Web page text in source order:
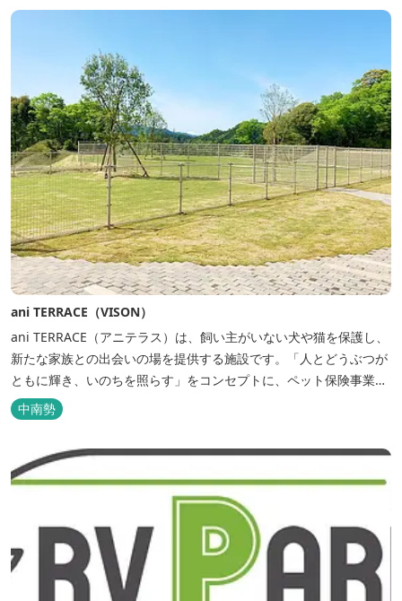
ani TERRACE（VISON）
ani TERRACE（アニテラス）は、飼い主がいない犬や猫を保護し、
新たな家族との出会いの場を提供する施設です。「人とどうぶつが
ともに輝き、いのちを照らす」をコンセプトに、ペット保険事業を
行うアニコムグループが運営します。また、本施設では、飼い主様
と一緒にVISONへ訪れたペットを一時的にお預かりするペットホテ
ルをご用意しているほか、広々...
中南勢